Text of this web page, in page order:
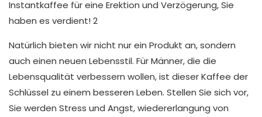
Natürlich bieten wir nicht nur ein Produkt an, sondern
auch einen neuen Lebensstil. Für Männer, die die
Lebensqualität verbessern wollen, ist dieser Kaffee der
Schlüssel zu einem besseren Leben. Stellen Sie sich vor,
Sie werden Stress und Angst, wiedererlangung von